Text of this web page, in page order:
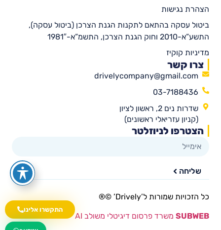
התקשרו אלינו
wa.me/535216644
הצהרת נגישות
ביטול עסקה בהתאם לתקנות הגנת הצרכן (ביטול עסקה),
התשע”א-2010 וחוק הגנת הצרכן, התשמ”א-1981″
מדיניות קוקיז
צרו קשר
drivelycompany@gmail.com
03-7188436
שדרות נים 2, ראשון לציון
(קניון עזריאלי ראשונים)
הצטרפו לניוזלטר
שליחה
כל הזכויות שמורות ל’Drively’ ©®​
SUBWEB משרד פרסום דיגיטלי משולב AI